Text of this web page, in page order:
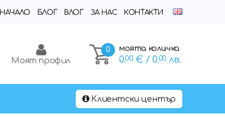
НАЧАЛО БЛОГ ВЛОГ ЗА НАС КОНТАКТИ
0 моята количка
0.00€ / 0.00лв.
Моят профил
Клиентски център